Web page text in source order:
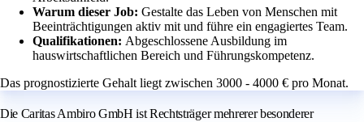
Warum dieser Job: Gestalte das Leben von Menschen mit
Beeinträchtigungen aktiv mit und führe ein engagiertes Team.
Qualifikationen: Abgeschlossene Ausbildung im
hauswirtschaftlichen Bereich und Führungskompetenz.
Das prognostizierte Gehalt liegt zwischen 3000 - 4000 € pro Monat.
Die Caritas Ambiro GmbH ist Rechtsträger mehrerer besonderer